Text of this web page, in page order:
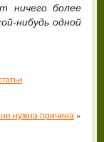
ничего более
нибудь одной
нужна причина »